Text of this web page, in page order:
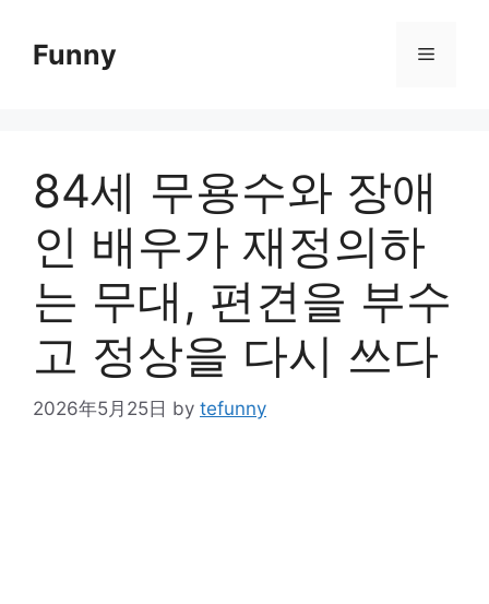
contentFunny Menu
84세 무용수와 장애
인 배우가 재정의하
는 무대, 편견을 부수
고 정상을 다시 쓰다
2026年5月25日 by tefunny